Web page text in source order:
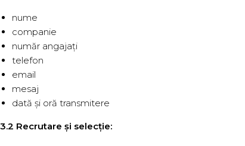
nume
companie
număr angajați
telefon
email
mesaj
dată și oră transmitere
3.2 Recrutare și selecție: